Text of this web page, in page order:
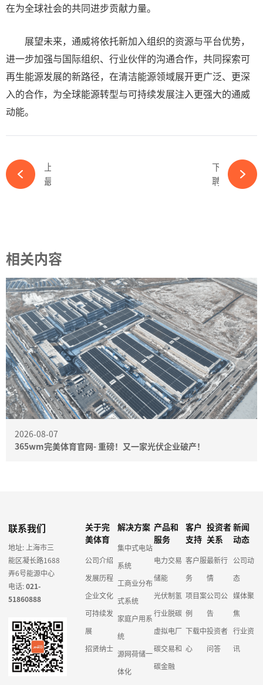
在为全球社会的共同进步贡献力量。
展望未来，通威将依托新加入组织的资源与平台优势，
进一步加强与国际组织、行业伙伴的沟通合作，共同探索可
再生能源发展的新路径，在清洁能源领域展开更广泛、更深
入的合作，为全球能源转型与可持续发展注入更强大的通威
动能。
下一篇
聘任副总经理！中国能建人事变动-365wm完美体育官网
相关内容
2026-08-07
365wm完美体育官网- 重磅！又一家光伏企业破产！
联系我们
地址: 上海市三
能区凝长路1688
弄6号能源中心
电话:021-
51860888
关于完
美体育
公司介绍
发展历程
企业文化
可持续发
展
招贤纳士
解决方案
集中式电站
系统
工商业分布
式系统
家庭户用系
统
源网荷储一
体化
产品和
服务
电力交易
储能
光伏制氢
行业脱碳
虚拟电厂
碳交易和
碳金融
客户
支持
客户服
务
项目案
例
下载中
心
投资者
关系
最新行
情
公司公
告
投资者
问答
新闻
动态
公司动
态
媒体聚
焦
行业资
讯